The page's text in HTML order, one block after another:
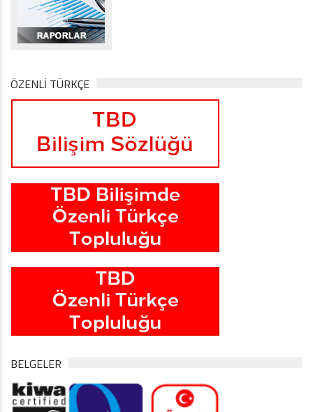
ÖZENLİ TÜRKÇE
BELGELER